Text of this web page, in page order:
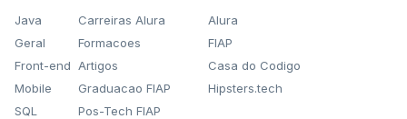
Java
Geral
Front-end
Mobile
SQL
Carreiras Alura
Formacoes
Artigos
Graduacao FIAP
Pos-Tech FIAP
Alura
FIAP
Casa do Codigo
Hipsters.tech